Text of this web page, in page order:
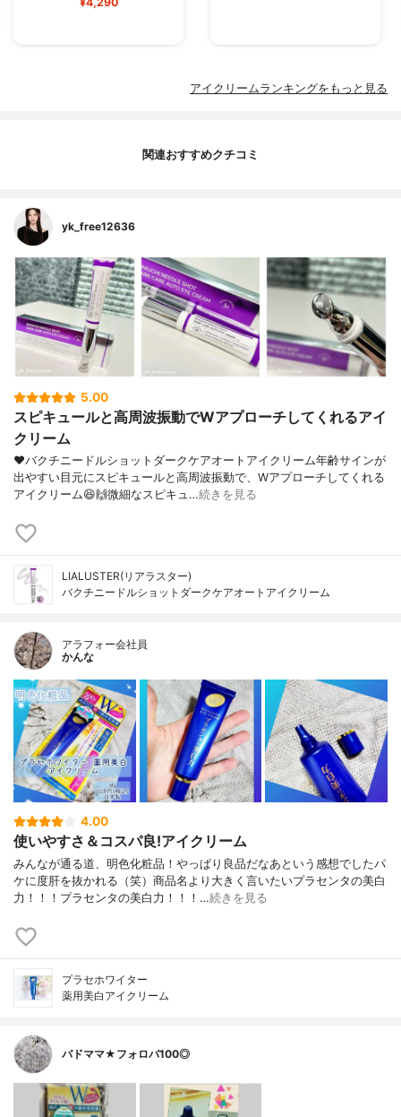
アイクリームランキングをもっと見る
関連おすすめクチコミ
yk_free12636
5.00
スピキュールと高周波振動でWアプローチしてくれるアイ
クリーム
❤︎バクチニードルショットダークケアオートアイクリーム年齢サインが
出やすい目元にスピキュールと高周波振動で、Wアプローチしてくれる
アイクリーム😆🙌微細なスピキュ…続きを見る
LIALUSTER(リアラスター)
バクチニードルショットダークケアオートアイクリーム
アラフォー会社員
かんな
4.00
使いやすさ＆コスパ良!アイクリーム
みんなが通る道、明色化粧品！やっぱり良品だなあという感想でしたパ
ケに度肝を抜かれる（笑）商品名より大きく言いたいプラセンタの美白
力！！！プラセンタの美白力！！！…続きを見る
プラセホワイター
薬用美白アイクリーム
バドママ★フォロバ100◎